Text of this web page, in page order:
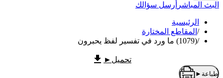
البث المباشر أرسل سؤالك
الرئيسية
/ المقاطع المختارة
/(1079) ما ورد في تفسير لفظ يحبرون
تحميل ►
طباعة ►